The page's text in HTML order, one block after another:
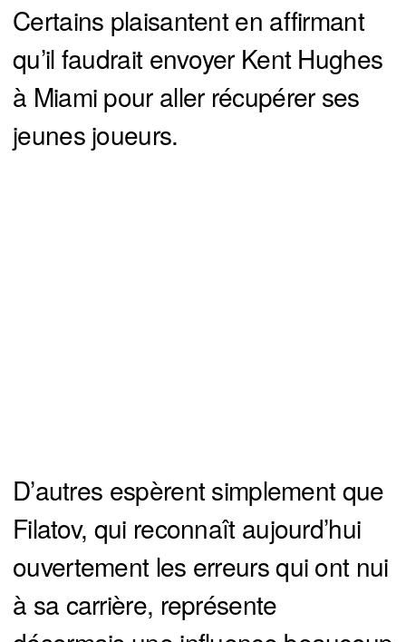
Certains plaisantent en affirmant
qu’il faudrait envoyer Kent Hughes
à Miami pour aller récupérer ses
jeunes joueurs.
D’autres espèrent simplement que
Filatov, qui reconnaît aujourd’hui
ouvertement les erreurs qui ont nui
à sa carrière, représente